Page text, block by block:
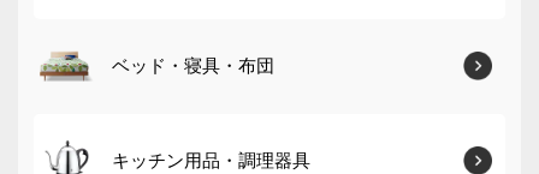
ベッド・寝具・布団
キッチン用品・調理器具